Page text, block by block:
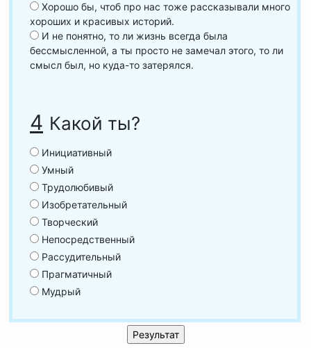
Хорошо бы, чтоб про нас тоже рассказывали много
хороших и красивых историй.
И не понятно, то ли жизнь всегда была
бессмысленной, а ты просто не замечал этого, то ли
смысл был, но куда-то затерялся.
4 Какой ты?
Инициативный
Умный
Трудолюбивый
Изобретательный
Творческий
Непосредственный
Рассудительный
Прагматичный
Мудрый